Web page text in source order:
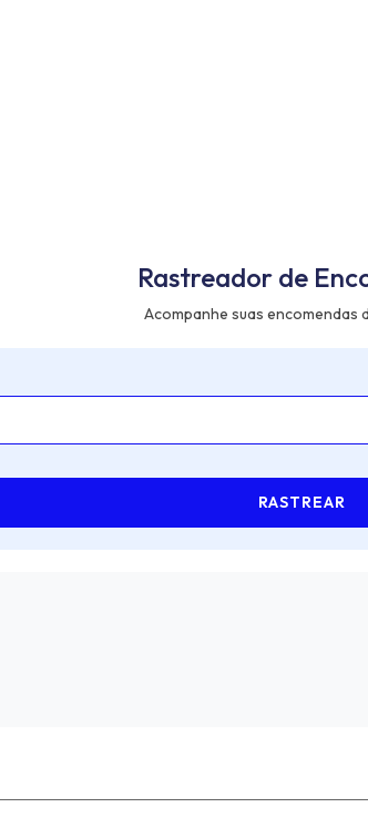
Rastreador de
Acompanhe suas encomendas
RASTREAR